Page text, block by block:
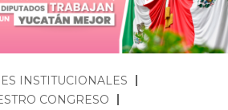
INSTITUCIONALES
CONGRESO